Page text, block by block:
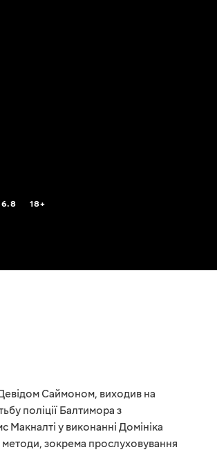
6.8 18+
Саймоном, виходив на
поліції Балтимора з
у виконанні Домініка
методи, зокрема прослуховування